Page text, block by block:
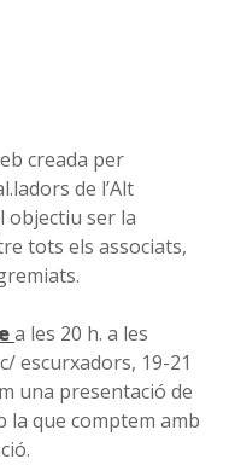
creada per
de l’Alt
objectiu ser la
tots els associats,
a les 20 h. a les
escurxadors, 19-21
una presentació de
la que comptem amb